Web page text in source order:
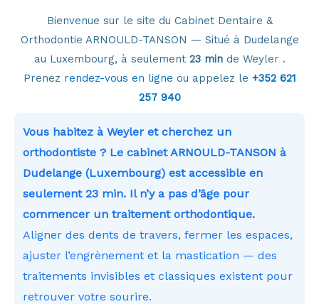
Bienvenue sur le site du Cabinet Dentaire &
Orthodontie ARNOULD-TANSON — Situé à Dudelange
au Luxembourg, à seulement 23 minde Weyler .
Prenez rendez-vous en ligne ou appelez le +352 621
257 940
Vous habitez à Weyler et cherchez un
orthodontiste ? Le cabinet ARNOULD-TANSON à
Dudelange (Luxembourg) est accessible en
seulement 23 min. Il n’y a pas d’âge pour
commencer un traitement orthodontique.
Aligner des dents de travers, fermer les espaces,
ajuster l’engrènement et la mastication — des
traitements invisibles et classiques existent pour
retrouver votre sourire.